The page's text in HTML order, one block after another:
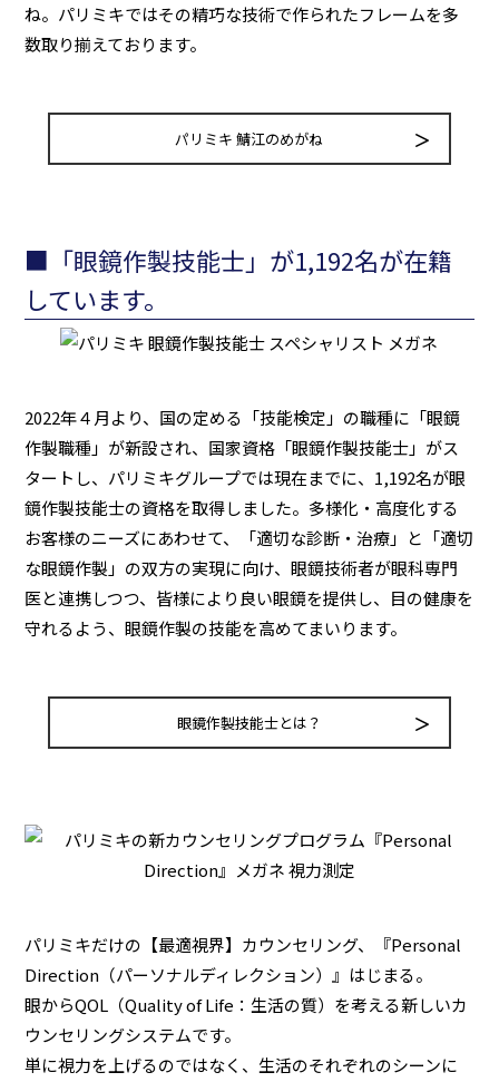
ね。パリミキではその精巧な技術で作られたフレームを多
数取り揃えております。
パリミキ 鯖江のめがね
■「眼鏡作製技能士」が1,192名が在籍
しています。
2022年４月より、国の定める「技能検定」の職種に「眼鏡
作製職種」が新設され、国家資格「眼鏡作製技能士」がス
タートし、パリミキグループでは現在までに、1,192名が眼
鏡作製技能士の資格を取得しました。多様化・高度化する
お客様のニーズにあわせて、「適切な診断・治療」と「適切
な眼鏡作製」の双方の実現に向け、眼鏡技術者が眼科専門
医と連携しつつ、皆様により良い眼鏡を提供し、目の健康を
守れるよう、眼鏡作製の技能を高めてまいります。
眼鏡作製技能士とは？
パリミキだけの【最適視界】カウンセリング、『Personal
Direction（パーソナルディレクション）』はじまる。
眼からQOL（Quality of Life：生活の質）を考える新しいカ
ウンセリングシステムです。
単に視力を上げるのではなく、生活のそれぞれのシーンに